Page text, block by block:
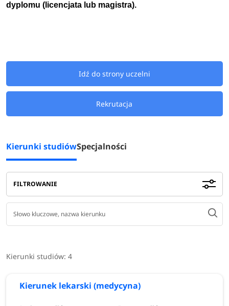
dyplomu (licencjata lub magistra).
Idź do strony uczelni
Rekrutacja
Kierunki studiówSpecjalności
FILTROWANIE
Kierunki studiów: 4
Kierunek lekarski (medycyna)